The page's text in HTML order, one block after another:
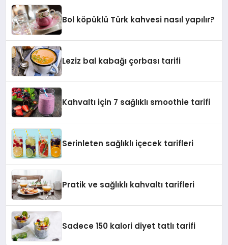
Bol köpüklü Türk kahvesi nasıl yapılır?
Leziz bal kabağı çorbası tarifi
Kahvaltı için 7 sağlıklı smoothie tarifi
Serinleten sağlıklı içecek tarifleri
Pratik ve sağlıklı kahvaltı tarifleri
Sadece 150 kalori diyet tatlı tarifi